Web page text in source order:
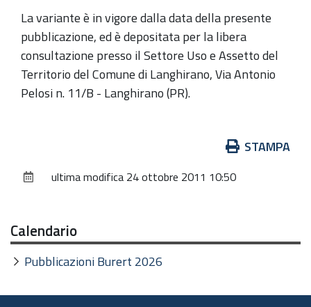
La variante è in vigore dalla data della presente
pubblicazione, ed è depositata per la libera
consultazione presso il Settore Uso e Assetto del
Territorio del Comune di Langhirano, Via Antonio
Pelosi n. 11/B - Langhirano (PR).
documento
STAMPA
ultima modifica 24 ottobre 2011 10:50
Calendario
Pubblicazioni Burert 2026